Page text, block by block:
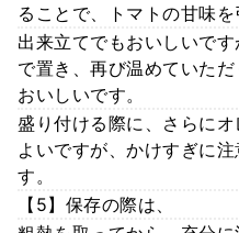
ることで、トマトの甘味を
出来立てでもおいしいで
で置き、再び温めていた
おいしいです。
盛り付ける際に、さらに
よいですが、かけすぎに
す。
【5】保存の際は、